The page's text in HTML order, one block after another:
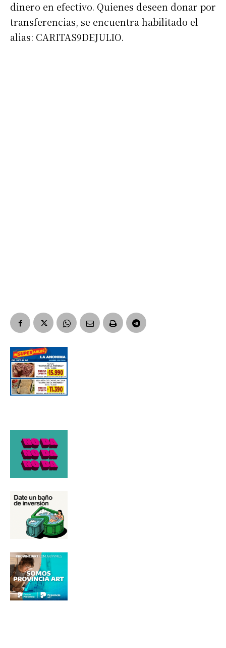
dinero en efectivo. Quienes deseen donar por
transferencias, se encuentra habilitado el
alias: CARITAS9DEJULIO.